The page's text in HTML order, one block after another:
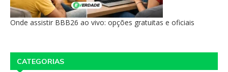
Onde assistir BBB26 ao vivo: opções gratuitas e oficiais
CATEGORIAS